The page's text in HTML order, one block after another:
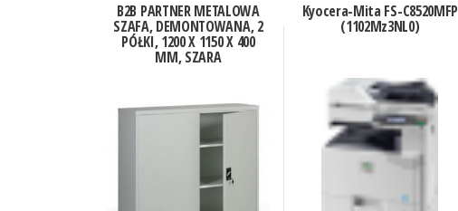
B2B PARTNER METALOWA
SZAFA, DEMONTOWANA, 2
PÓŁKI, 1200 X 1150 X 400
MM, SZARA
Kyocera-Mita FS-C8520MFP
(1102Mz3NL0)